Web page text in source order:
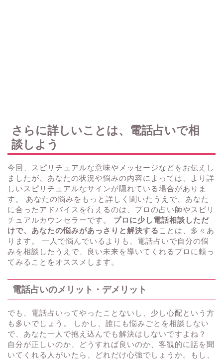
さらに詳しいことは、電話占いで相
談しよう
今回、スピリチュアルな意味やメッセージなどをお伝えし
ましたが、あなたの状況や悩みの内容によっては、より詳
しいスピリチュアルなサインが隠れている場合がありま
す。 あなたの悩みをもっと詳しく聞いたうえで、あなた
に合ったアドバイスを行えるのは、プロの占い師やスピリ
チュアルカウンセラーです。 プロに少し電話相談しただ
けで、あなたの悩みがあっさりと解決する ことは、多々あ
ります。 一人で悩んでいるよりも、電話占いで自分の悩
みを相談したうえで、良い未来を導いてくれるプロに頼っ
てみることをオススメします。
電話占いのメリット・デメリット
でも、電話占いってやったことないし、少し心配という方
も多いでしょう。 しかし、誰にも悩みごとを相談しない
で、あなた一人で抱え込んでも解決はしないですよね？
自分が正しいのか、どうすれば良いのか、客観的に話を聞
いてくれる人がいたら、どれだけ心強でしょうか。もし、